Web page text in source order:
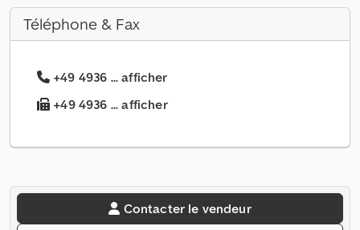
Téléphone & Fax
+49 4936 ... afficher
+49 4936 ... afficher
Contacter le vendeur